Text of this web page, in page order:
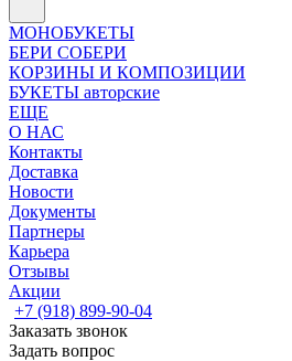
МОНОБУКЕТЫ
БЕРИ СОБЕРИ
КОРЗИНЫ И КОМПОЗИЦИИ
БУКЕТЫ авторские
ЕЩЕ
О НАС
Контакты
Доставка
Новости
Документы
Партнеры
Карьера
Отзывы
Акции
+7 (918) 899-90-04
Заказать звонок
Задать вопрос